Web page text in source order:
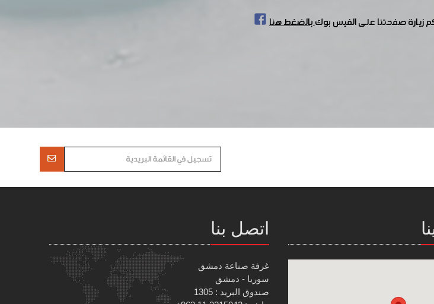
زيارة صفحتنا على الفيس بوكبالضغط هنا
اتصل بنا
غرفة صناعة دمشق
سوريا - دمشق
صندوق البريد : 1305